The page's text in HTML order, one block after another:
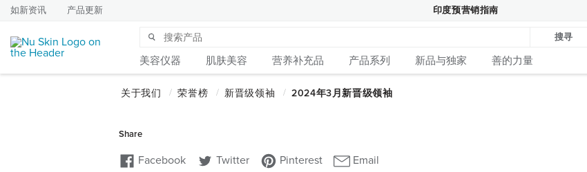
如新资讯 产品更新 印度预营销指南
搜寻
美容仪器 肌肤美容 营养补充品 产品系列 新品与独家 善的力量